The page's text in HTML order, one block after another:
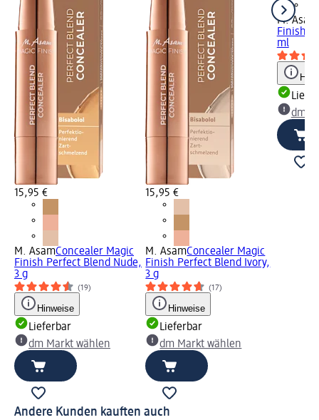
15,95 €
M. AsamConcealer Magic
Finish Perfect Blend Nude,
3 g
(19)
Hinweise
Lieferbar
dm Markt wählen
15,95 €
M. AsamConcealer Magic
Finish Perfect Blend Ivory,
3 g
(17)
Hinweise
Lieferbar
dm Markt wählen
M. Asam
Finish
ml
dm
Andere Kunden kauften auch